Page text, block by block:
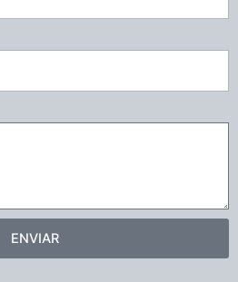
ENVIAR